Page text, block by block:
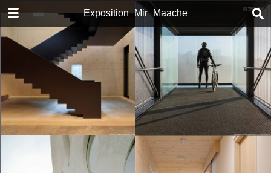
Exposition_Mir_Maache
DOWNLOAD
mir_mmache.pdf 25.7 MB